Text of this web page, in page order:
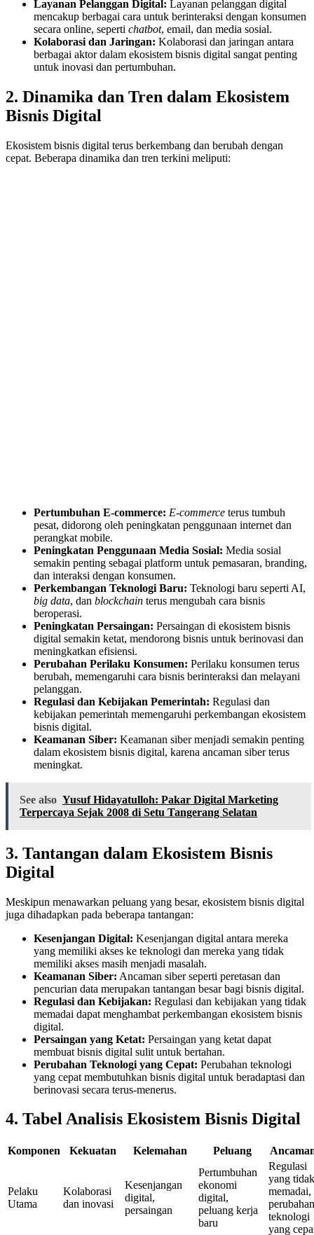
Layanan Pelanggan Digital: Layanan pelanggan digital
mencakup berbagai cara untuk berinteraksi dengan konsumen
secara online, seperti chatbot, email, dan media sosial.
Kolaborasi dan Jaringan: Kolaborasi dan jaringan antara
berbagai aktor dalam ekosistem bisnis digital sangat penting
untuk inovasi dan pertumbuhan.
2. Dinamika dan Tren dalam Ekosistem
Bisnis Digital
Ekosistem bisnis digital terus berkembang dan berubah dengan
cepat. Beberapa dinamika dan tren terkini meliputi:
Pertumbuhan E-commerce: E-commerce terus tumbuh
pesat, didorong oleh peningkatan penggunaan internet dan
perangkat mobile.
Peningkatan Penggunaan Media Sosial: Media sosial
semakin penting sebagai platform untuk pemasaran, branding,
dan interaksi dengan konsumen.
Perkembangan Teknologi Baru: Teknologi baru seperti AI,
big data, dan blockchain terus mengubah cara bisnis
beroperasi.
Peningkatan Persaingan: Persaingan di ekosistem bisnis
digital semakin ketat, mendorong bisnis untuk berinovasi dan
meningkatkan efisiensi.
Perubahan Perilaku Konsumen: Perilaku konsumen terus
berubah, memengaruhi cara bisnis berinteraksi dan melayani
pelanggan.
Regulasi dan Kebijakan Pemerintah: Regulasi dan
kebijakan pemerintah memengaruhi perkembangan ekosistem
bisnis digital.
Keamanan Siber: Keamanan siber menjadi semakin penting
dalam ekosistem bisnis digital, karena ancaman siber terus
meningkat.
See also Yusuf Hidayatulloh: Pakar Digital Marketing
Terpercaya Sejak 2008 di Setu Tangerang Selatan
3. Tantangan dalam Ekosistem Bisnis
Digital
Meskipun menawarkan peluang yang besar, ekosistem bisnis digital
juga dihadapkan pada beberapa tantangan:
Kesenjangan Digital: Kesenjangan digital antara mereka
yang memiliki akses ke teknologi dan mereka yang tidak
memiliki akses masih menjadi masalah.
Keamanan Siber: Ancaman siber seperti peretasan dan
pencurian data merupakan tantangan besar bagi bisnis digital.
Regulasi dan Kebijakan: Regulasi dan kebijakan yang tidak
memadai dapat menghambat perkembangan ekosistem bisnis
digital.
Persaingan yang Ketat: Persaingan yang ketat dapat
membuat bisnis digital sulit untuk bertahan.
Perubahan Teknologi yang Cepat: Perubahan teknologi
yang cepat membutuhkan bisnis digital untuk beradaptasi dan
berinovasi secara terus-menerus.
4. Tabel Analisis Ekosistem Bisnis Digital
Komponen Kekuatan Kelemahan Peluang
Pelaku
Utama
Kolaborasi
dan inovasi
Kesenjangan
digital,
persaingan
Pertumbuhan
ekonomi
digital,
peluang kerja
baru
Regulasi
yang tidak
memadai,
perubahan
teknologi
yang